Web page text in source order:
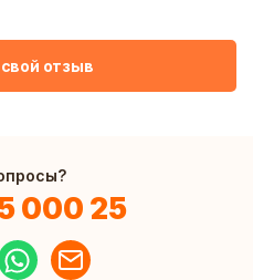
отзыв
000 25